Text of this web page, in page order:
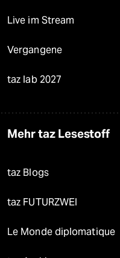
Live im Stream
Vergangene
taz lab 2027
Mehr taz Lesestoff
taz Blogs
taz FUTURZWEI
Le Monde diplomatique